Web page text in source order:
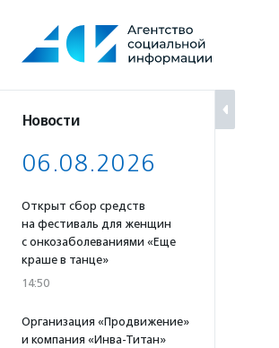
содержанию
Новости
06.08.2026
Открыт сбор средств
на фестиваль для женщин
с онкозаболеваниями «Еще
краше в танце»
14:50
Организация «Продвижение»
и компания «Инва-Титан»